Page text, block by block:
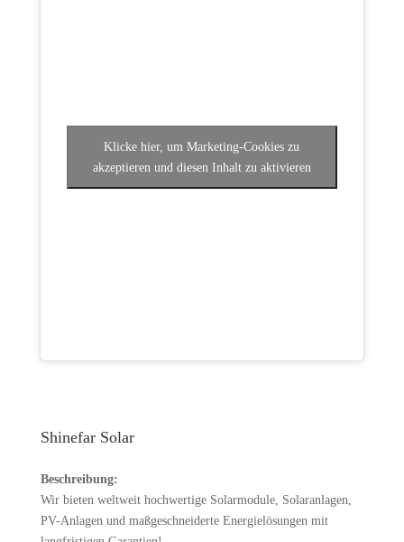
Klicke hier, um Marketing-Cookies zu
akzeptieren und diesen Inhalt zu aktivieren
Shinefar Solar
Beschreibung:
Wir bieten weltweit hochwertige Solarmodule, Solaranlagen,
PV-Anlagen und maßgeschneiderte Energielösungen mit